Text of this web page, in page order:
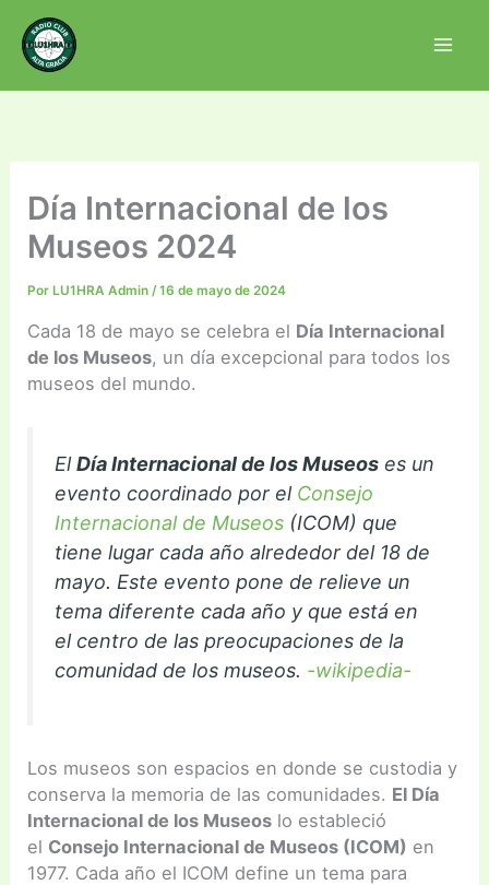
contenido
Día Internacional de los
Museos 2024
Por LU1HRA Admin/16 de mayo de 2024
Cada 18 de mayo se celebra el Día Internacional
de los Museos, un día excepcional para todos los
museos del mundo.
ElDía Internacional de los Museos es un
evento coordinado por el Consejo
Internacional de Museos (ICOM) que
tiene lugar cada año alrededor del 18 de
mayo. Este evento pone de relieve un
tema diferente cada año y que está en
el centro de las preocupaciones de la
comunidad de los museos. -wikipedia-
Los museos son espacios en donde se custodia y
conserva la memoria de las comunidades. El Día
Internacional de los Museos lo estableció
el Consejo Internacional de Museos (ICOM) en
1977. Cada año el ICOM define un tema para